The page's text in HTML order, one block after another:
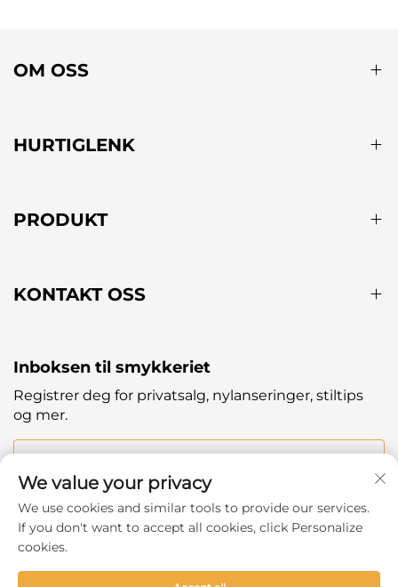
OM OSS
HURTIGLENK
PRODUKT
KONTAKT OSS
Inboksen til smykkeriet
Registrer deg for privatsalg, nylanseringer, stiltips
og mer.
Din e-post
Subscribe
We value your privacy
We use cookies and similar tools to provide our services.
If you don't want to accept all cookies, click Personalize
cookies.